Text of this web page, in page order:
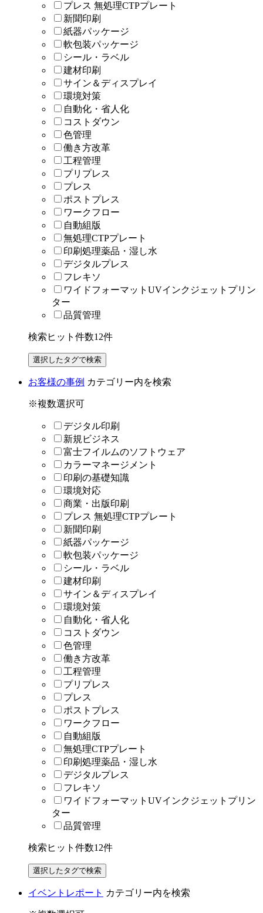
プレス 無処理CTPプレート
新聞印刷
紙器パッケージ
軟包装パッケージ
シール・ラベル
建材印刷
サイン＆ディスプレイ
環境対策
自動化・省人化
コストダウン
色管理
働き方改革
工程管理
プリプレス
プレス
ポストプレス
ワークフロー
自動組版
無処理CTPプレート
印刷処理薬品・湿し水
デジタルプレス
フレキソ
ワイドフォーマットUVインクジェットプリン
ター
品質管理
検索ヒット件数12件
お客様の事例 カテゴリー内を検索
※複数選択可
デジタル印刷
新規ビジネス
富士フイルムのソフトウェア
カラーマネージメント
印刷の基礎知識
環境対応
商業・出版印刷
プレス 無処理CTPプレート
新聞印刷
紙器パッケージ
軟包装パッケージ
シール・ラベル
建材印刷
サイン＆ディスプレイ
環境対策
自動化・省人化
コストダウン
色管理
働き方改革
工程管理
プリプレス
プレス
ポストプレス
ワークフロー
自動組版
無処理CTPプレート
印刷処理薬品・湿し水
デジタルプレス
フレキソ
ワイドフォーマットUVインクジェットプリン
ター
品質管理
検索ヒット件数12件
イベントレポート カテゴリー内を検索